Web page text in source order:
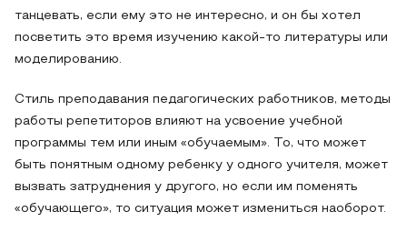
танцевать, если ему это не интересно, и он бы хотел
посветить это время изучению какой-то литературы или
моделированию.
Стиль преподавания педагогических работников, методы
работы репетиторов влияют на усвоение учебной
программы тем или иным «обучаемым». То, что может
быть понятным одному ребенку у одного учителя, может
вызвать затруднения у другого, но если им поменять
«обучающего», то ситуация может измениться наоборот.